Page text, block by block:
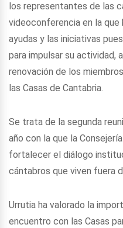
los representantes de las
videoconferencia en la que
ayudas y las iniciativas
para impulsar su actividad,
renovación de los
las Casas de Cantabria.
Se trata de la segunda
año con la que la
fortalecer el diálogo
cántabros que viven fuera
Urrutia ha valorado la
encuentro con las Casas